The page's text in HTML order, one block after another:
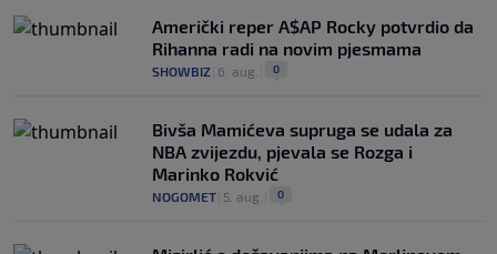
Američki reper A$AP Rocky potvrdio da
Rihanna radi na novim pjesmama
SHOWBIZ 6. aug. 0
Bivša Mamićeva supruga se udala za
NBA zvijezdu, pjevala se Rozga i
Marinko Rokvić
NOGOMET 5. aug. 0